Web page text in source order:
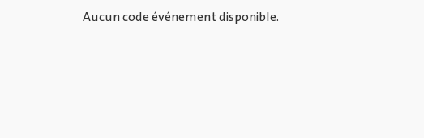
Aucun code événement disponible.